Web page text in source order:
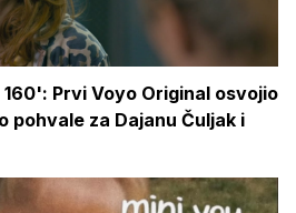
Prvi Voyo Original osvojio
pohvale za Dajanu Čuljak i